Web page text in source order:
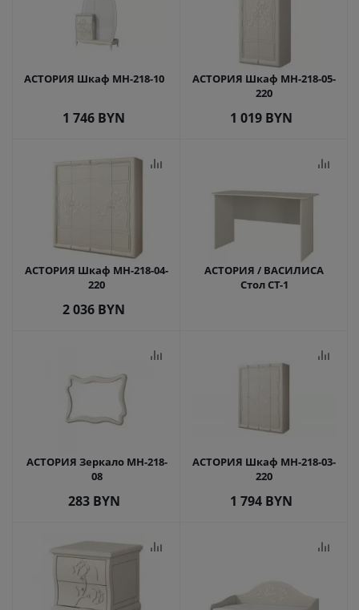
АСТОРИЯ Шкаф МН-218-10
1 746 BYN
АСТОРИЯ Шкаф МН-218-05-
220
1 019 BYN
АСТОРИЯ Шкаф МН-218-04-
220
2 036 BYN
АСТОРИЯ / ВАСИЛИСА
Стол СТ-1
АСТОРИЯ Зеркало МН-218-
08
283BYN
АСТОРИЯ Шкаф МН-218-03-
220
1 794 BYN